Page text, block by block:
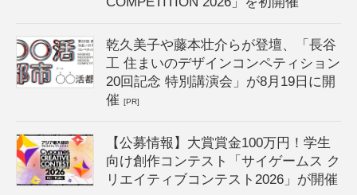
乾久美子や藤本壮介らが登壇、「長谷
工 住まいのデザインコンペティション
20回記念 特別講演会」が8月19日に開
催[PR]
【公募情報】大賞賞金100万円！学生
向け創作コンテスト「サイゲームス ク
リエイティブコンテスト2026」が開催